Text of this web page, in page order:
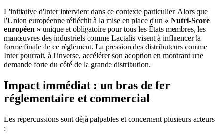
L'initiative d'Inter intervient dans ce contexte particulier. Alors que
l'Union européenne réfléchit à la mise en place d'un « Nutri-Score
européen » unique et obligatoire pour tous les États membres, les
manœuvres des industriels comme Lactalis visent à influencer la
forme finale de ce règlement. La pression des distributeurs comme
Inter pourrait, à l'inverse, accélérer son adoption en montrant une
demande forte du côté de la grande distribution.
Impact immédiat : un bras de fer
réglementaire et commercial
Les répercussions sont déjà palpables et concernent plusieurs acteurs
: